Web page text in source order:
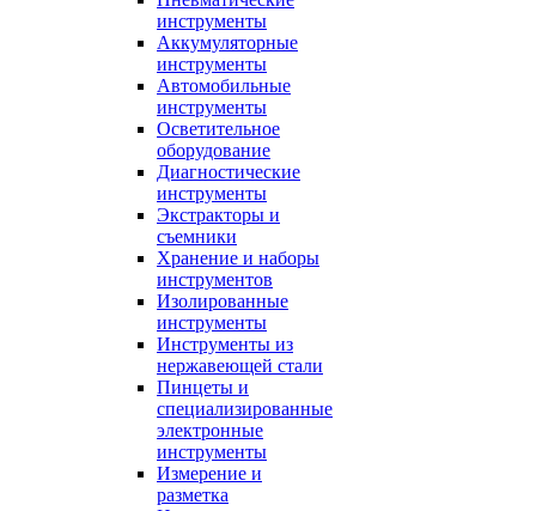
инструменты
Аккумуляторные
инструменты
Автомобильные
инструменты
Осветительное
оборудование
Диагностические
инструменты
Экстракторы и
съемники
Хранение и наборы
инструментов
Изолированные
инструменты
Инструменты из
нержавеющей стали
Пинцеты и
специализированные
электронные
инструменты
Измерение и
разметка